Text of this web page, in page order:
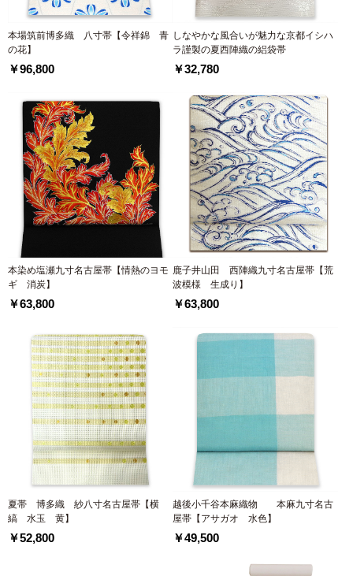
本場筑前博多織 八寸帯【令祥錦 青
の花】
￥96,800
しなやかな風合いが魅力な京都イシハ
ラ謹製の夏西陣織の絽袋帯
￥32,780
本染め塩瀬九寸名古屋帯【情熱のヨモ
ギ 消炭】
￥63,800
鹿子井山田 西陣織九寸名古屋帯【荒
波模様 生成り】
￥63,800
夏帯 博多織 紗八寸名古屋帯【横
縞 水玉 黄】
￥52,800
越後小千谷本麻織物 本麻九寸名古
屋帯【アサガオ 水色】
￥49,500